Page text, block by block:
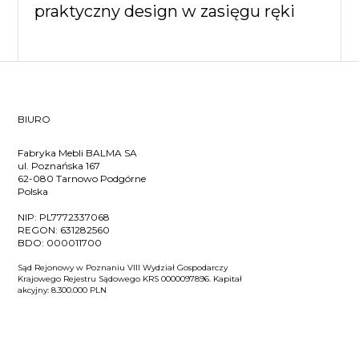
praktyczny design w zasięgu ręki
BIURO
Fabryka Mebli BALMA SA
ul. Poznańska 167
62-080 Tarnowo Podgórne
Polska
NIP: PL7772337068
REGON: 631282560
BDO: 000011700
Sąd Rejonowy w Poznaniu VIII Wydział Gospodarczy
Krajowego Rejestru Sądowego KRS 0000097896. Kapitał
akcyjny: 8.300.000 PLN